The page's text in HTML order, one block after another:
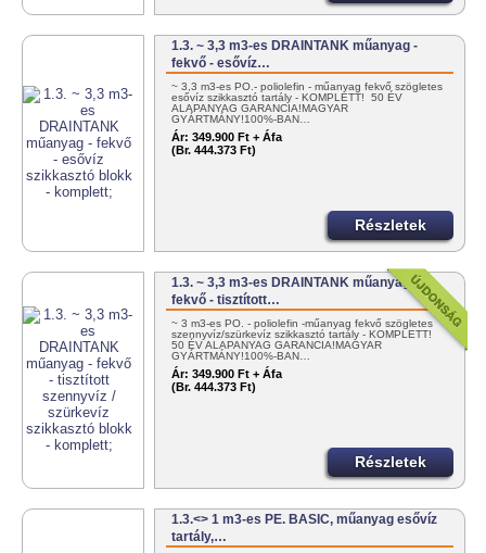
1.3. ~ 3,3 m3-es DRAINTANK műanyag -
fekvő - esővíz…
~ 3,3 m3-es PO.- poliolefin - műanyag fekvő szögletes
esővíz szikkasztó tartály - KOMPLETT! 50 ÉV
ALAPANYAG GARANCIA!MAGYAR
GYÁRTMÁNY!100%-BAN…
Ár: 349.900 Ft + Áfa
(Br. 444.373 Ft)
Részletek
1.3. ~ 3,3 m3-es DRAINTANK műanyag -
fekvő - tisztított…
~ 3 m3-es PO. - poliolefin -műanyag fekvő szögletes
szennyvíz/szürkevíz szikkasztó tartály - KOMPLETT!
50 ÉV ALAPANYAG GARANCIA!MAGYAR
GYÁRTMÁNY!100%-BAN…
Ár: 349.900 Ft + Áfa
(Br. 444.373 Ft)
Részletek
1.3.<> 1 m3-es PE. BASIC, műanyag esővíz
tartály,…